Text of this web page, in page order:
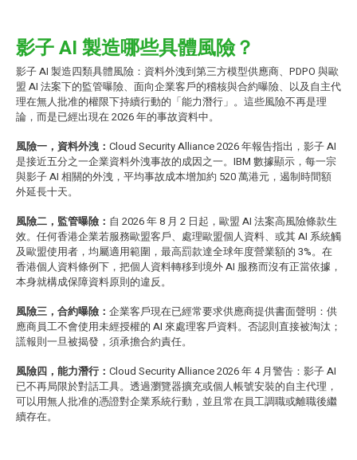
影子 AI 製造哪些具體風險？
影子 AI 製造四類具體風險：資料外洩到第三方模型供應商、PDPO 與歐
盟 AI 法案下的監管曝險、面向企業客戶的稽核與合約曝險、以及自主代
理在無人批准的權限下持續行動的「能力潛行」。這些風險不再是理
論，而是已經出現在 2026 年的事故資料中。
風險一，資料外洩： Cloud Security Alliance 2026 年報告指出，影子 AI
是接近五分之一企業資料外洩事故的成因之一。IBM 數據顯示，每一宗
與影子 AI 相關的外洩，平均事故成本增加約 520 萬港元，遏制時間額
外延長十天。
風險二，監管曝險： 自 2026 年 8 月 2 日起，歐盟 AI 法案高風險條款生
效。任何香港企業若服務歐盟客戶、處理歐盟個人資料、或其 AI 系統觸
及歐盟使用者，均屬適用範圍，最高罰款達全球年度營業額的 3%。在
香港個人資料條例下，把個人資料轉移到境外 AI 服務而沒有正當依據，
本身就構成保障資料原則的違反。
風險三，合約曝險： 企業客戶現在已經常要求供應商提供書面聲明：供
應商員工不會使用未經授權的 AI 來處理客戶資料。否認則直接被淘汰；
謊報則一旦被揭發，須承擔合約責任。
風險四，能力潛行： Cloud Security Alliance 2026 年 4 月警告：影子 AI
已不再局限於對話工具。透過瀏覽器擴充或個人帳號安裝的自主代理，
可以用無人批准的憑證對企業系統行動，並且常在員工調職或離職後繼
續存在。